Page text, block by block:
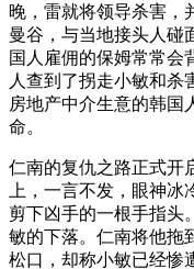
晚，雷就将领导杀害，
曼谷，与当地接头人碰
国人雇佣的保姆常常会
人查到了拐走小敏和
房地产中介生意的韩国
命。
仁南的复仇之路正式开
上，一言不发，眼神
剪下凶手的一根手指头
敏的下落。仁南将他拖
松口，却称小敏已经惨